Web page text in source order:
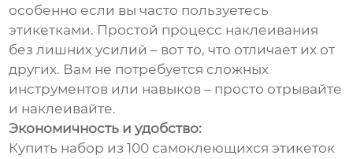
особенно если вы часто пользуетесь
этикетками. Простой процесс наклеивания
без лишних усилий – вот то, что отличает их от
других. Вам не потребуется сложных
инструментов или навыков – просто отрывайте
и наклеивайте.
Экономичность и удобство:
Купить набор из 100 самоклеющихся этикеток